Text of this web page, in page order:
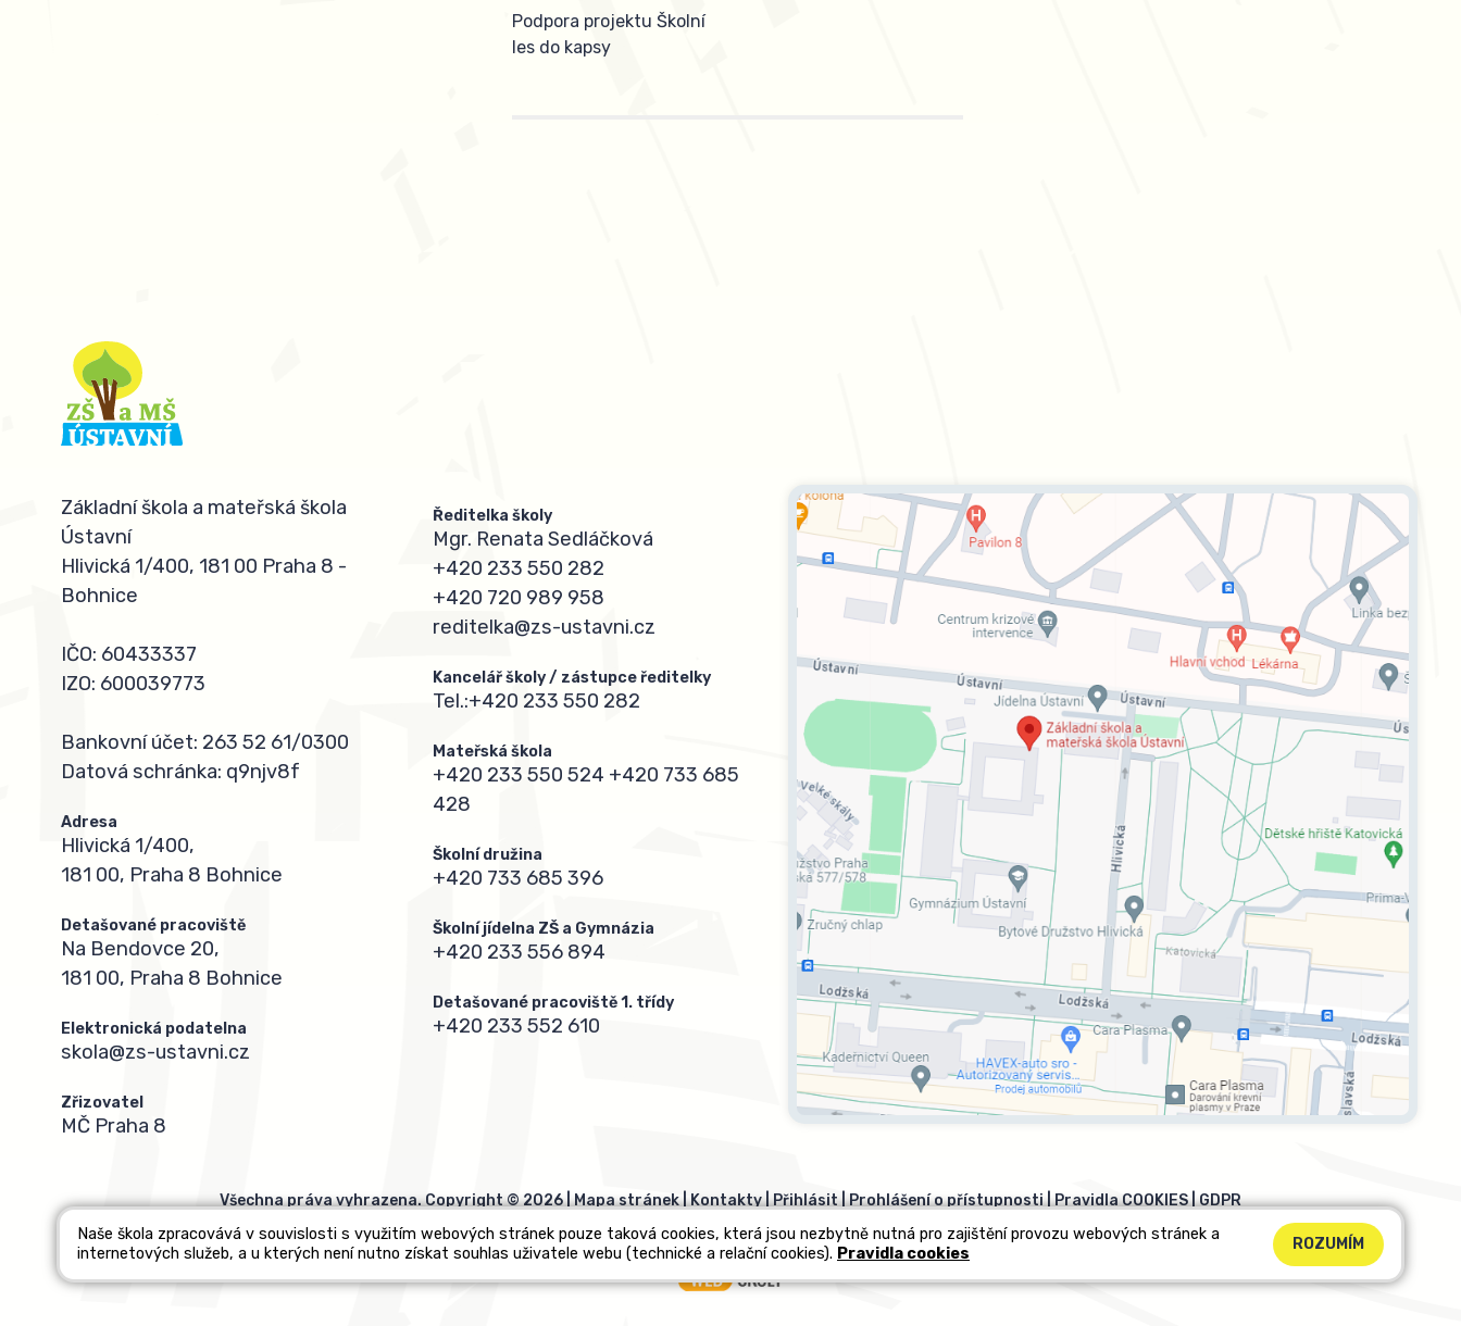
Podpora projektu Školní
les do kapsy
Základní škola a mateřská škola
Ústavní
Hlivická 1/400, 181 00 Praha 8 -
Bohnice
IČO: 60433337
IZO: 600039773
Bankovní účet: 263 52 61/0300
Datová schránka: q9njv8f
Adresa
Hlivická 1/400,
181 00, Praha 8 Bohnice
Detašované pracoviště
Na Bendovce 20,
181 00, Praha 8 Bohnice
Elektronická podatelna
skola@zs-ustavni.cz
Zřizovatel
MČ Praha 8
Ředitelka školy
Mgr. Renata Sedláčková
+420 233 550 282
+420 720 989 958
reditelka@zs-ustavni.cz
Kancelář školy / zástupce ředitelky
Tel.:+420 233 550 282
Mateřská škola
+420 233 550 524 +420 733 685
428
Školní družina
+420 733 685 396
Školní jídelna ZŠ a Gymnázia
+420 233 556 894
Detašované pracoviště 1. třídy
+420 233 552 610
Všechna práva vyhrazena. Copyright © 2026 |Mapa stránek|Kontakty|Přihlásit|Prohlášení o přístupnosti|Pravidla COOKIES|GDPR
Naše škola zpracovává v souvislosti s využitím webových stránek pouze taková cookies, která jsou nezbytně nutná pro zajištění provozu webových stránek a
internetových služeb, a u kterých není nutno získat souhlas uživatele webu (technické a relační cookies). Pravidla cookies
ROZUMÍM